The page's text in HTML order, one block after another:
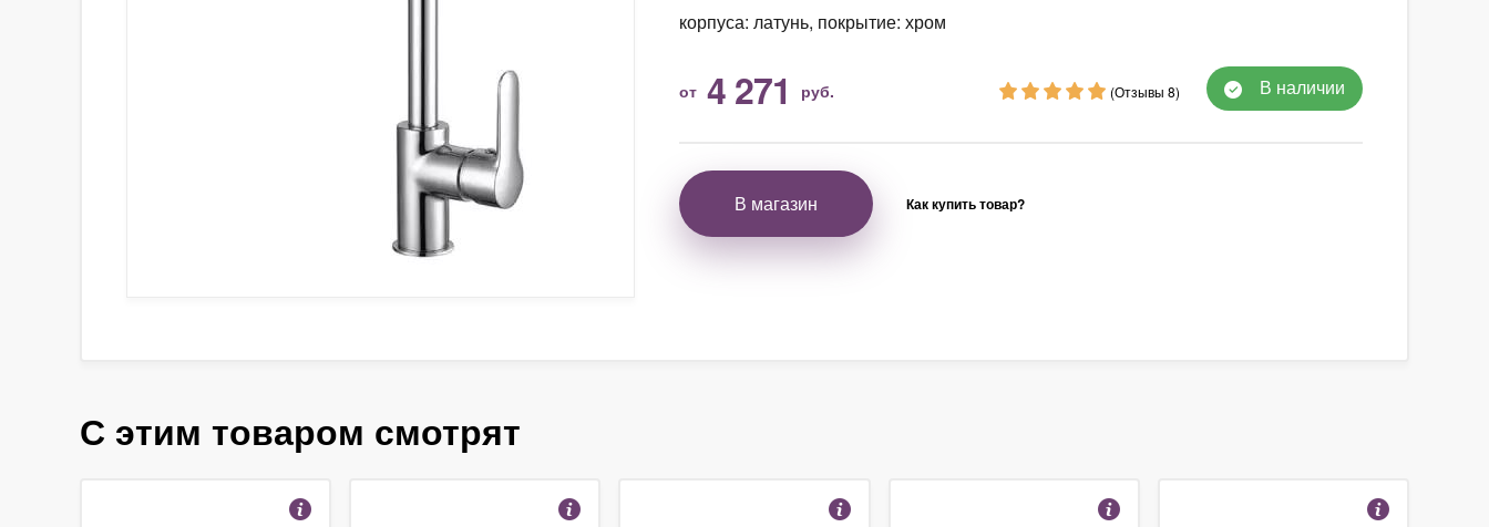
корпуса: латунь, покрытие: хром
от 4 271 руб. (Отзывы 8) В наличии
В магазин Как купить товар?
С этим товаром смотрят